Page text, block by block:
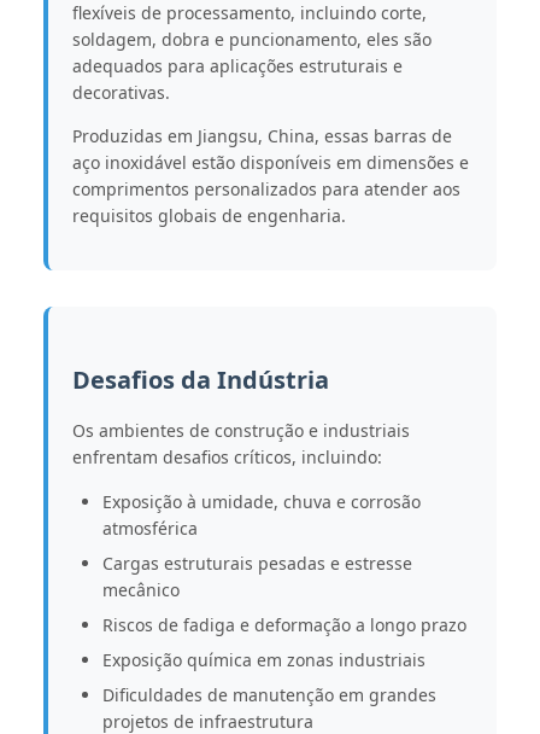
flexíveis de processamento, incluindo corte,
soldagem, dobra e puncionamento, eles são
adequados para aplicações estruturais e
decorativas.
Produzidas em Jiangsu, China, essas barras de
aço inoxidável estão disponíveis em dimensões e
comprimentos personalizados para atender aos
requisitos globais de engenharia.
Desafios da Indústria
Os ambientes de construção e industriais
enfrentam desafios críticos, incluindo:
Exposição à umidade, chuva e corrosão
atmosférica
Cargas estruturais pesadas e estresse
mecânico
Riscos de fadiga e deformação a longo prazo
Exposição química em zonas industriais
Dificuldades de manutenção em grandes
projetos de infraestrutura